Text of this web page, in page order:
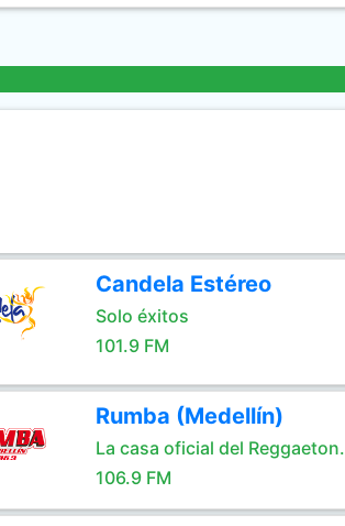
Candela Estéreo
Solo éxitos
101.9 FM
Rumba (Medellín)
La casa oficial del Reggaeton.
106.9 FM